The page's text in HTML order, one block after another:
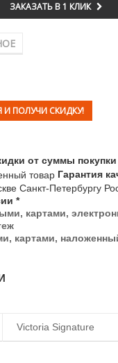
ЗАКАЗАТЬ В 1 КЛИК
И ПОЛУЧИ СКИДКУ!
от суммы покупки
Гарантия
*
картами,
Victoria Signature